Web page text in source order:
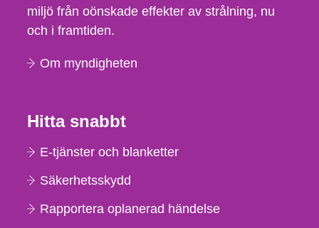
miljö från oönskade effekter av strålning, nu
och i framtiden.
Om myndigheten
Hitta snabbt
E-tjänster och blanketter
Säkerhetsskydd
Rapportera oplanerad händelse